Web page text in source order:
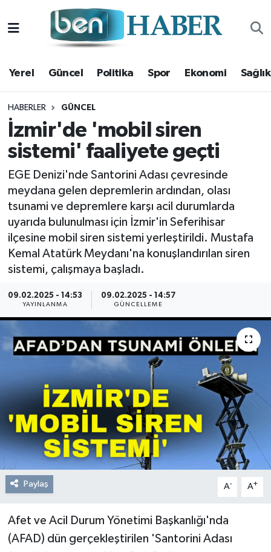
Yerel Güncel Politika Spor Ekonomi Sağlık
HABERLER GÜNCEL
İzmir'de 'mobil siren
sistemi' faaliyete geçti
EGE Denizi'nde Santorini Adası çevresinde
meydana gelen depremlerin ardından, olası
tsunami ve depremlere karşı acil durumlarda
uyarıda bulunulması için İzmir'in Seferihisar
ilçesine mobil siren sistemi yerleştirildi. Mustafa
Kemal Atatürk Meydanı'na konuşlandırılan siren
sistemi, çalışmaya başladı.
09.02.2025 - 14:53
YAYINLANMA
09.02.2025 - 14:57
GÜNCELLEME
Paylaş A- A+
Afet ve Acil Durum Yönetimi Başkanlığı'nda
(AFAD) dün gerçekleştirilen 'Santorini Adası
Yerel
Güncel
Politika
Spor
Ekonomi
Sağlık
Magazin
Resmi Reklam
Röportajlar
Hava Durumu
Trafik Durumu
Süper Lig Puan Durumu ve Fikstür
Tüm Manşetler
Son Dakika Haberleri
Haber Arşivi